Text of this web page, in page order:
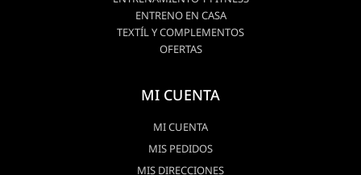
ENTRENO EN CASA
TEXTÍL Y COMPLEMENTOS
OFERTAS
MI CUENTA
MI CUENTA
MIS PEDIDOS
MIS DIRECCIONES